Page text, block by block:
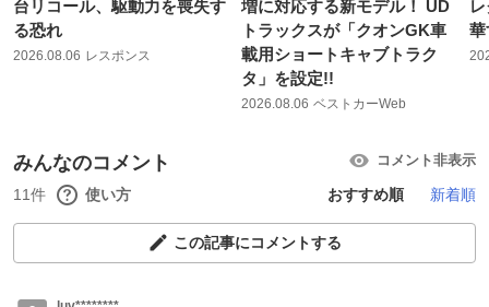
台リコール、駆動力を喪失す
る恐れ
2026.08.06 レスポンス
増に対応する新モデル！ UD
トラックスが「クオンGK車
載用ショートキャブトラク
タ」を設定!!
2026.08.06 ベストカーWeb
華
みんなのコメント コメント非表示
11件 使い方 おすすめ順 新着順
この記事にコメントする